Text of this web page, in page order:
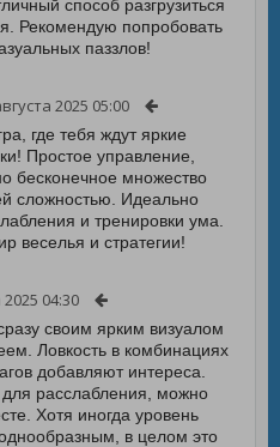
способ разгрузиться
Рекомендую попробовать
паззлов!
2025 05:00
где тебя ждут яркие
Простое управление,
бесконечное множество
сложностью. Идеально
и тренировки ума.
веселья и стратегии!
2025 04:30
своим ярким визуалом
Ловкость в комбинациях
добавляют интереса.
расслабления, можно
Хотя иногда уровень
в целом это